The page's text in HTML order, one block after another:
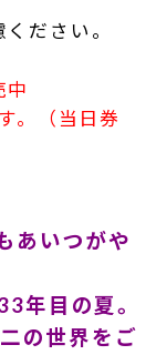
ださい。
中
。（当日券
あいつがや
年目の夏。
の世界をご